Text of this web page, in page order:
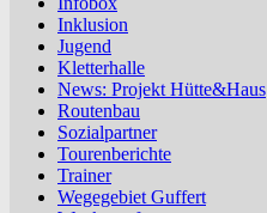
Inklusion
Jugend
Kletterhalle
News: Projekt Hütte&Haus
Routenbau
Sozialpartner
Tourenberichte
Trainer
Wegegebiet Guffert